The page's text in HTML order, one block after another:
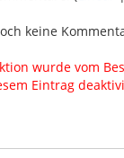
keine
wurde vom
Eintrag